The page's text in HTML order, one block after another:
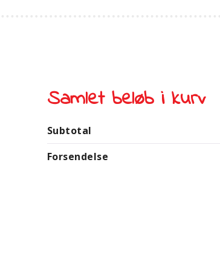
Samlet beløb i kurv
Subtotal
Forsendelse